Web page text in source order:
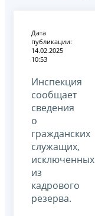
Дата
публикации:
14.02.2025
10:53
Инспекция
сообщает
сведения
о
гражданских
служащих,
исключенных
из
кадрового
резерва.